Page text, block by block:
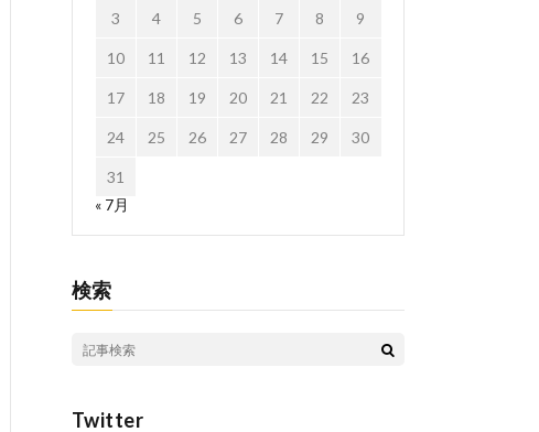
3 4 5 6 7 8 9
10 11 12 13 14 15 16
17 18 19 20 21 22 23
24 25 26 27 28 29 30
31
« 7月
検索
Twitter